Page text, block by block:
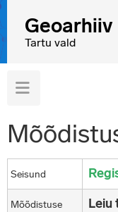
Geoarhiiv
Tartu vald
Seisund
Mõõdistuse
Leiu